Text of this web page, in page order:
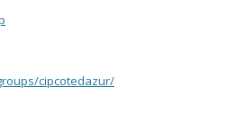
cipcotedazur/